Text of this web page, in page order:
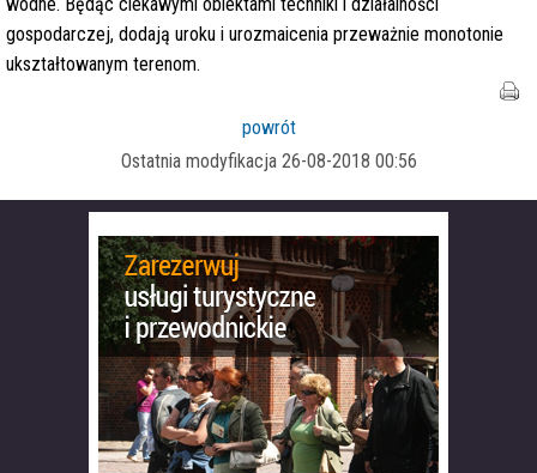
gospodarczej, dodają uroku i urozmaicenia przeważnie monotonie
ukształtowanym terenom.
powrót
Ostatnia modyfikacja 26-08-2018 00:56